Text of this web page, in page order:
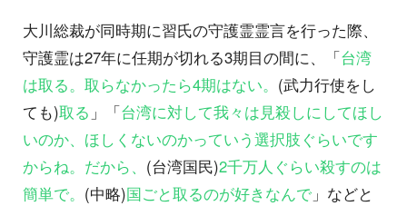
大川総裁が同時期に習氏の守護霊霊言を行った際、
守護霊は27年に任期が切れる3期目の間に、「台湾
は取る。取らなかったら4期はない。 (武力行使をし
ても)取る 」「台湾に対して我々は見殺しにしてほし
いのか、ほしくないのかっていう選択肢ぐらいです
からね。だから、 (台湾国民)2千万人ぐらい殺すのは
簡単で。 (中略)国ごと取るのが好きなんで 」などと